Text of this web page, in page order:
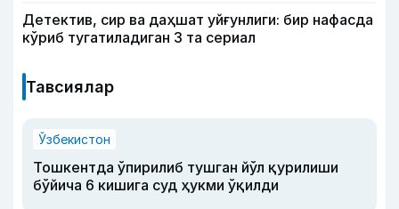
Детектив, сир ва даҳшат уйғунлиги: бир нафасда
кўриб тугатиладиган 3 та сериал
Тавсиялар
Ўзбекистон
Тошкентда ўпирилиб тушган йўл қурилиши
бўйича 6 кишига суд ҳукми ўқилди